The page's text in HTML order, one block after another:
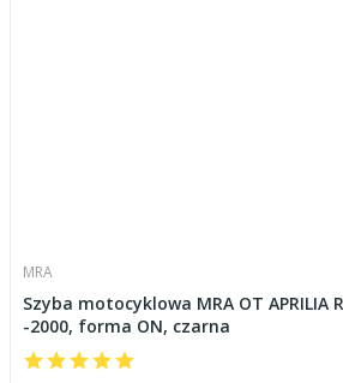
MRA
Szyba motocyklowa MRA OT APRILIA
-2000, forma ON, czarna